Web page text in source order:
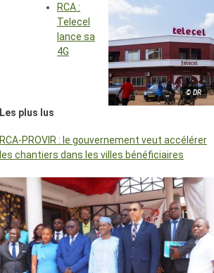
© DR
RCA :
Telecel
lance sa
4G
Les plus lus
RCA-PROVIR : le gouvernement veut accélérer
les chantiers dans les villes bénéficiaires